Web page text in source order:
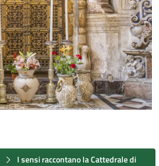
I sensi raccontano la Cattedrale di